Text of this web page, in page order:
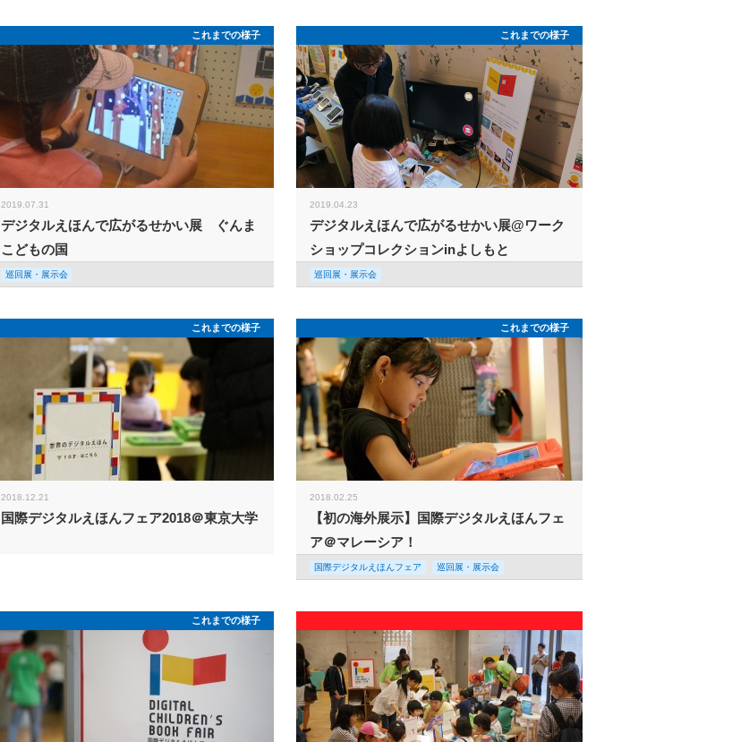
これまでの様子
2019.07.31
デジタルえほんで広がるせかい展 ぐんま
こどもの国
巡回展・展示会
これまでの様子
2019.04.23
デジタルえほんで広がるせかい展@ワーク
ショップコレクションinよしもと
巡回展・展示会
これまでの様子
2018.12.21
国際デジタルえほんフェア2018＠東京大学
これまでの様子
2018.02.25
【初の海外展示】国際デジタルえほんフェ
ア＠マレーシア！
国際デジタルえほんフェア 巡回展・展示会
これまでの様子